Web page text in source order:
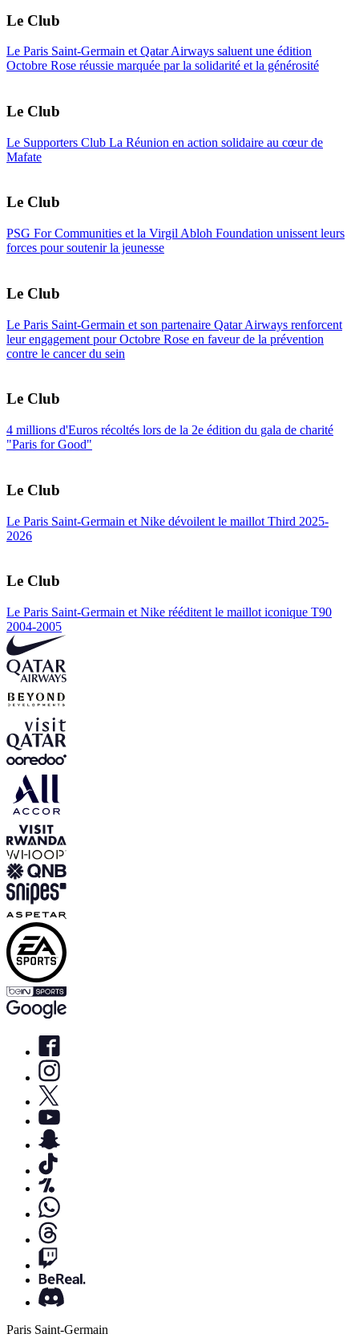
Le Club
Le Paris Saint-Germain et Qatar Airways saluent une édition
Octobre Rose réussie marquée par la solidarité et la générosité
Le Club
Le Supporters Club La Réunion en action solidaire au cœur de
Mafate
Le Club
PSG For Communities et la Virgil Abloh Foundation unissent leurs
forces pour soutenir la jeunesse
Le Club
Le Paris Saint-Germain et son partenaire Qatar Airways renforcent
leur engagement pour Octobre Rose en faveur de la prévention
contre le cancer du sein
Le Club
4 millions d'Euros récoltés lors de la 2e édition du gala de charité
"Paris for Good"
Le Club
Le Paris Saint-Germain et Nike dévoilent le maillot Third 2025-
2026
Le Club
Le Paris Saint-Germain et Nike rééditent le maillot iconique T90
2004-2005
Paris Saint-Germain